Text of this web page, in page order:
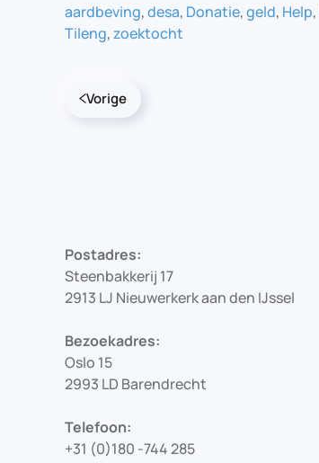
aardbeving,desa, Donatie,geld, Help,
Tileng,zoektocht
Vorige
Postadres:
Steenbakkerij 17
2913 LJ Nieuwerkerk aan den IJssel
Bezoekadres:
Oslo 15
2993 LD Barendrecht
Telefoon:
+31 (0)180 -744 285